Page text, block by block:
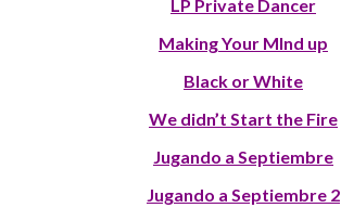
LP Private Dancer
Making Your MInd up
Black or White
We didn’t Start the Fire
Jugando a Septiembre
Jugando a Septiembre 2